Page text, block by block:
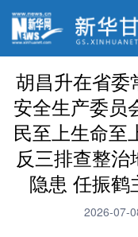
胡昌升在省委
安全生产委员
民至上生命至
反三排查整
隐患 任振鹤
2026-07-